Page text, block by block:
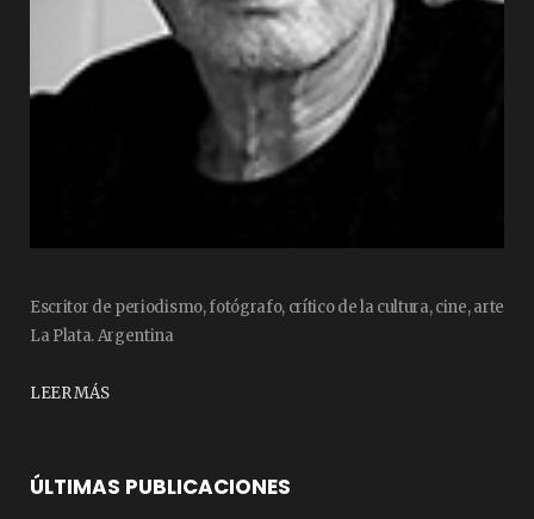
Escritor de periodismo, fotógrafo, crítico de la cultura, cine, arte
La Plata. Argentina
LEER MÁS
ÚLTIMAS PUBLICACIONES